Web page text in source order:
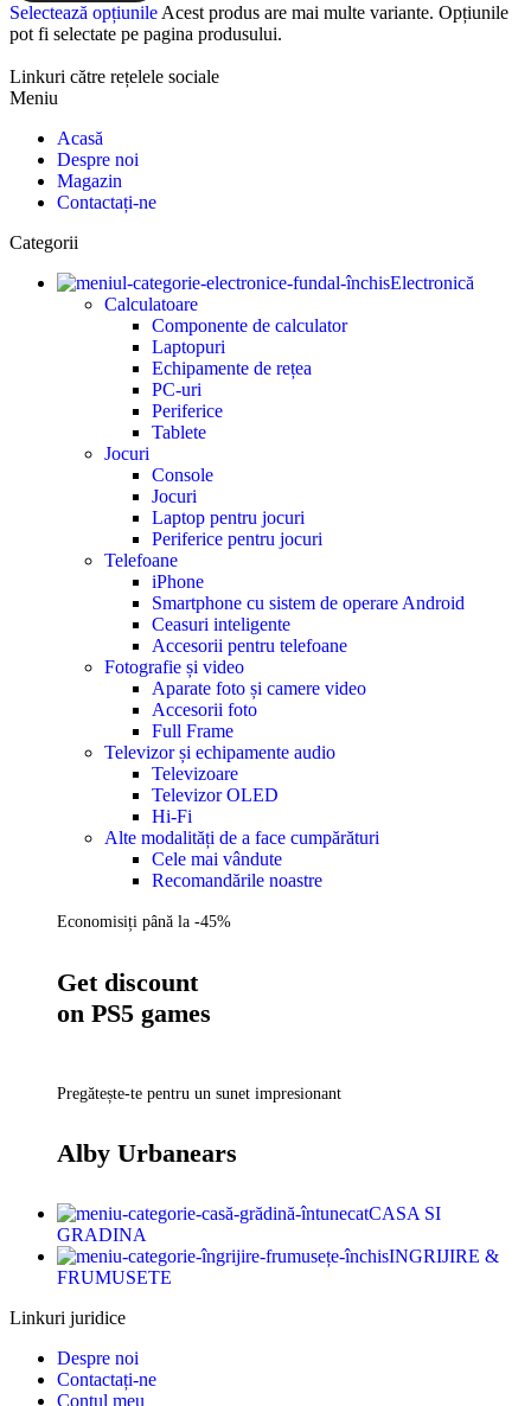
Selectează opțiunile Acest produs are mai multe variante. Opțiunile
pot fi selectate pe pagina produsului.
Linkuri către rețelele sociale
Meniu
Acasă
Despre noi
Magazin
Contactați-ne
Categorii
Electronică
Calculatoare
Componente de calculator
Laptopuri
Echipamente de rețea
PC-uri
Periferice
Tablete
Jocuri
Console
Jocuri
Laptop pentru jocuri
Periferice pentru jocuri
Telefoane
iPhone
Smartphone cu sistem de operare Android
Ceasuri inteligente
Accesorii pentru telefoane
Fotografie și video
Aparate foto și camere video
Accesorii foto
Full Frame
Televizor și echipamente audio
Televizoare
Televizor OLED
Hi-Fi
Alte modalități de a face cumpărături
Cele mai vândute
Recomandările noastre
Economisiți până la -45%
Get discount
on PS5 games
Pregătește-te pentru un sunet impresionant
Alby Urbanears
CASA SI
GRADINA
INGRIJIRE &
FRUMUSETE
Linkuri juridice
Despre noi
Contactați-ne
Contul meu